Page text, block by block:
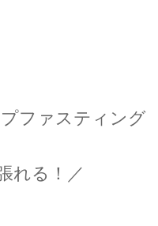
プファスティング
れる！／